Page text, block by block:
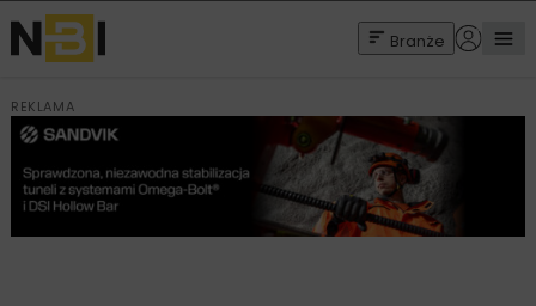
Branże
REKLAMA